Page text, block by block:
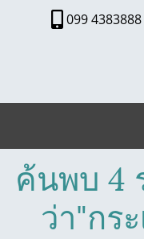
099
ค้นพบ 4
ว่า"กร